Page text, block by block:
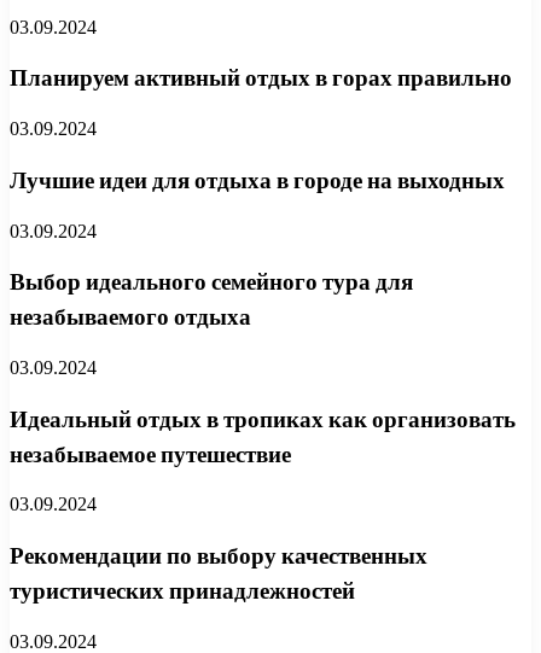
03.09.2024
Планируем активный отдых в горах правильно
03.09.2024
Лучшие идеи для отдыха в городе на выходных
03.09.2024
Выбор идеального семейного тура для
незабываемого отдыха
03.09.2024
Идеальный отдых в тропиках как организовать
незабываемое путешествие
03.09.2024
Рекомендации по выбору качественных
туристических принадлежностей
03.09.2024